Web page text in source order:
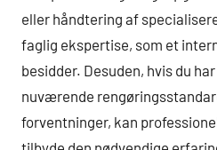
eller håndtering af
faglig ekspertise, som et
besidder. Desuden, hvis du
nuværende
forventninger, kan